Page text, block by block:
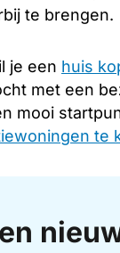
te brengen.
je een huis
met een
mooi
te